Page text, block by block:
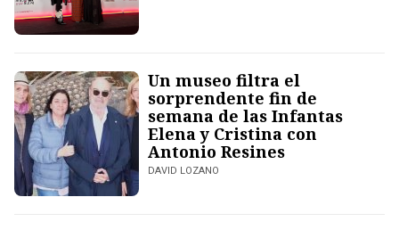
Un museo filtra el
sorprendente fin de
semana de las Infantas
Elena y Cristina con
Antonio Resines
DAVID LOZANO